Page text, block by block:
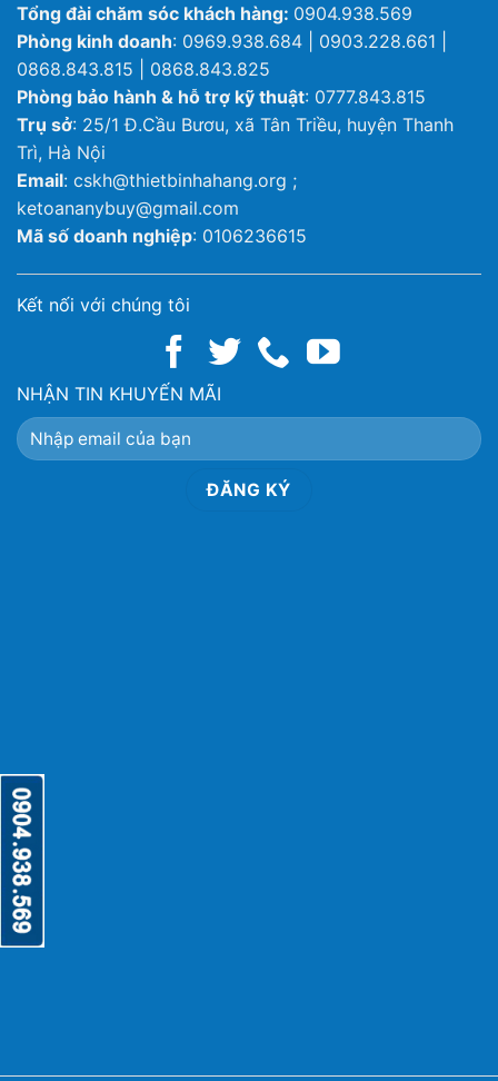
Tổng đài chăm sóc khách hàng: 0904.938.569
Phòng kinh doanh: 0969.938.684 | 0903.228.661 |
0868.843.815 | 0868.843.825
Phòng bảo hành & hỗ trợ kỹ thuật: 0777.843.815
Trụ sở: 25/1 Đ.Cầu Bươu, xã Tân Triều, huyện Thanh
Trì, Hà Nội
Email: cskh@thietbinhahang.org ;
ketoananybuy@gmail.com
Mã số doanh nghiệp: 0106236615
Kết nối với chúng tôi
NHẬN TIN KHUYẾN MÃI